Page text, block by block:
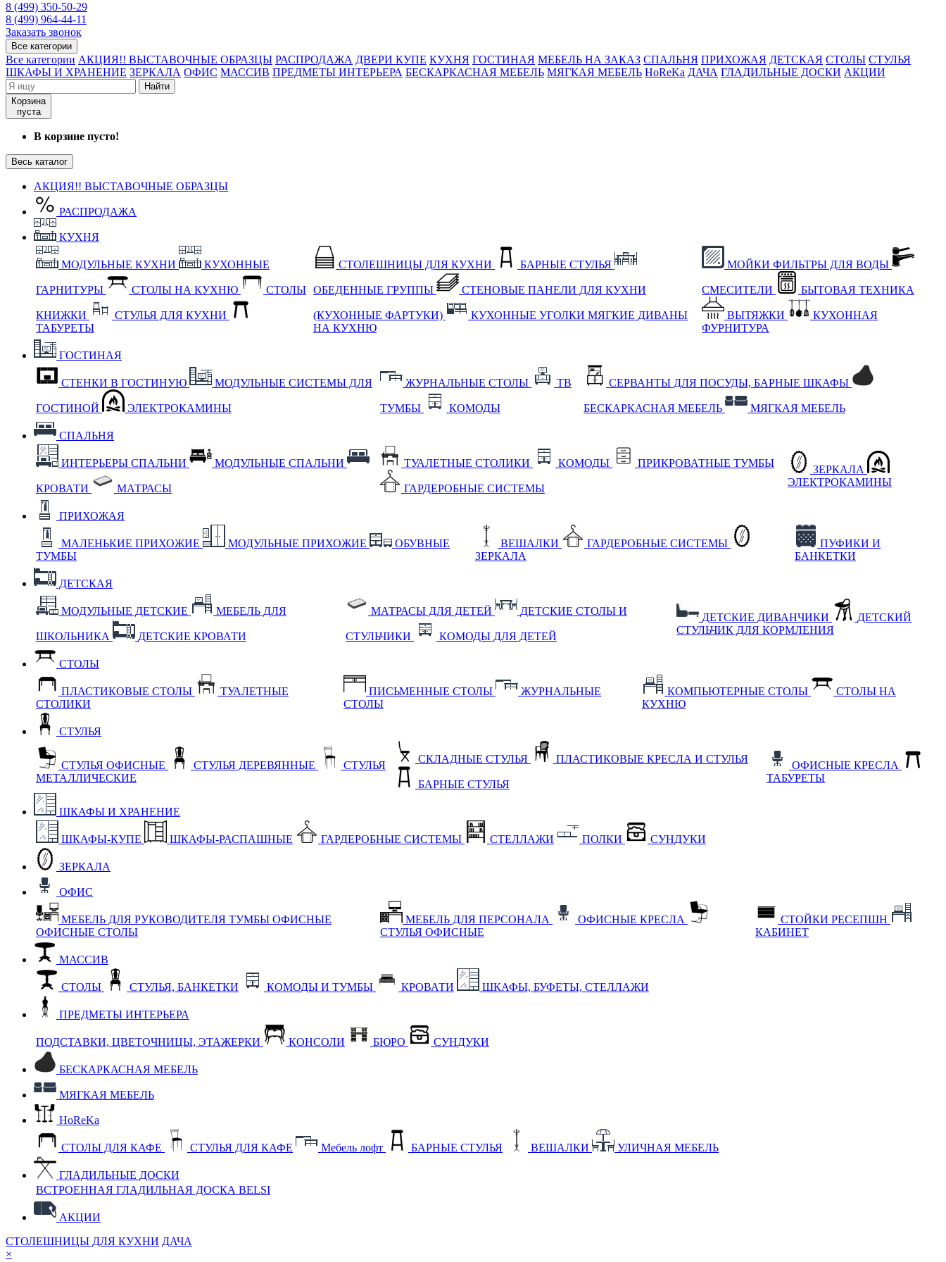
8 (499) 350-50-29
8 (499) 964-44-11
Заказать звонок
Все категории
Все категории АКЦИЯ!! ВЫСТАВОЧНЫЕ ОБРАЗЦЫ РАСПРОДАЖА ДВЕРИ КУПЕ КУХНЯ ГОСТИНАЯ МЕБЕЛЬ НА ЗАКАЗ СПАЛЬНЯ ПРИХОЖАЯ ДЕТСКАЯ СТОЛЫ СТУЛЬЯ
ШКАФЫ И ХРАНЕНИЕ ЗЕРКАЛА ОФИС МАССИВ ПРЕДМЕТЫ ИНТЕРЬЕРА БЕСКАРКАСНАЯ МЕБЕЛЬ МЯГКАЯ МЕБЕЛЬ HoReKa ДАЧА ГЛАДИЛЬНЫЕ ДОСКИ АКЦИИ
Найти
Корзина
пуста
В корзине пусто!
Весь каталог
АКЦИЯ!! ВЫСТАВОЧНЫЕ ОБРАЗЦЫ
РАСПРОДАЖА
КУХНЯ
МОДУЛЬНЫЕ КУХНИ КУХОННЫЕ
ГАРНИТУРЫ СТОЛЫ НА КУХНЮ СТОЛЫ
КНИЖКИ
СТУЛЬЯ ДЛЯ КУХНИ
ТАБУРЕТЫ
СТОЛЕШНИЦЫ ДЛЯ КУХНИ БАРНЫЕ СТУЛЬЯ
ОБЕДЕННЫЕ ГРУППЫ СТЕНОВЫЕ ПАНЕЛИ ДЛЯ КУХНИ
(КУХОННЫЕ ФАРТУКИ) КУХОННЫЕ УГОЛКИ МЯГКИЕ ДИВАНЫ
НА КУХНЮ
МОЙКИ ФИЛЬТРЫ ДЛЯ ВОДЫ
СМЕСИТЕЛИ БЫТОВАЯ ТЕХНИКА
ВЫТЯЖКИ
КУХОННАЯ
ФУРНИТУРА
ГОСТИНАЯ
СТЕНКИ В ГОСТИНУЮ МОДУЛЬНЫЕ СИСТЕМЫ ДЛЯ
ГОСТИНОЙ ЭЛЕКТРОКАМИНЫ
ЖУРНАЛЬНЫЕ СТОЛЫ ТВ
ТУМБЫ КОМОДЫ
СЕРВАНТЫ ДЛЯ ПОСУДЫ, БАРНЫЕ ШКАФЫ
БЕСКАРКАСНАЯ МЕБЕЛЬ МЯГКАЯ МЕБЕЛЬ
СПАЛЬНЯ
ИНТЕРЬЕРЫ СПАЛЬНИ МОДУЛЬНЫЕ СПАЛЬНИ
КРОВАТИ МАТРАСЫ
ТУАЛЕТНЫЕ СТОЛИКИ КОМОДЫ ПРИКРОВАТНЫЕ ТУМБЫ
ГАРДЕРОБНЫЕ СИСТЕМЫ
ЗЕРКАЛА
ЭЛЕКТРОКАМИНЫ
ПРИХОЖАЯ
МАЛЕНЬКИЕ ПРИХОЖИЕ МОДУЛЬНЫЕ ПРИХОЖИЕ
ОБУВНЫЕ
ТУМБЫ
ВЕШАЛКИ
ГАРДЕРОБНЫЕ СИСТЕМЫ
ЗЕРКАЛА
ПУФИКИ И
БАНКЕТКИ
ДЕТСКАЯ
МОДУЛЬНЫЕ ДЕТСКИЕ МЕБЕЛЬ ДЛЯ
ШКОЛЬНИКА ДЕТСКИЕ КРОВАТИ
МАТРАСЫ ДЛЯ ДЕТЕЙ ДЕТСКИЕ СТОЛЫ И
СТУЛЬЧИКИ КОМОДЫ ДЛЯ ДЕТЕЙ
ДЕТСКИЕ ДИВАНЧИКИ
ДЕТСКИЙ
СТУЛЬЧИК ДЛЯ КОРМЛЕНИЯ
СТОЛЫ
ПЛАСТИКОВЫЕ СТОЛЫ
ТУАЛЕТНЫЕ
СТОЛИКИ
ПИСЬМЕННЫЕ СТОЛЫ
ЖУРНАЛЬНЫЕ
СТОЛЫ
КОМПЬЮТЕРНЫЕ СТОЛЫ
СТОЛЫ НА
КУХНЮ
СТУЛЬЯ
СТУЛЬЯ ОФИСНЫЕ СТУЛЬЯ ДЕРЕВЯННЫЕ
СТУЛЬЯ
МЕТАЛЛИЧЕСКИЕ
СКЛАДНЫЕ СТУЛЬЯ ПЛАСТИКОВЫЕ КРЕСЛА И СТУЛЬЯ
БАРНЫЕ СТУЛЬЯ
ОФИСНЫЕ КРЕСЛА
ТАБУРЕТЫ
ШКАФЫ И ХРАНЕНИЕ
ШКАФЫ-КУПЕ ШКАФЫ-РАСПАШНЫЕ ГАРДЕРОБНЫЕ СИСТЕМЫ СТЕЛЛАЖИ ПОЛКИ СУНДУКИ
ЗЕРКАЛА
ОФИС
МЕБЕЛЬ ДЛЯ РУКОВОДИТЕЛЯ ТУМБЫ ОФИСНЫЕ
ОФИСНЫЕ СТОЛЫ
МЕБЕЛЬ ДЛЯ ПЕРСОНАЛА
ОФИСНЫЕ КРЕСЛА
СТУЛЬЯ ОФИСНЫЕ
СТОЙКИ РЕСЕПШН
КАБИНЕТ
МАССИВ
СТОЛЫ СТУЛЬЯ, БАНКЕТКИ КОМОДЫ И ТУМБЫ КРОВАТИ ШКАФЫ, БУФЕТЫ, СТЕЛЛАЖИ
ПРЕДМЕТЫ ИНТЕРЬЕРА
ПОДСТАВКИ, ЦВЕТОЧНИЦЫ, ЭТАЖЕРКИ КОНСОЛИ БЮРО СУНДУКИ
БЕСКАРКАСНАЯ МЕБЕЛЬ
МЯГКАЯ МЕБЕЛЬ
HoReKa
СТОЛЫ ДЛЯ КАФЕ СТУЛЬЯ ДЛЯ КАФЕ Мебель лофт БАРНЫЕ СТУЛЬЯ ВЕШАЛКИ УЛИЧНАЯ МЕБЕЛЬ
ГЛАДИЛЬНЫЕ ДОСКИ
ВСТРОЕННАЯ ГЛАДИЛЬНАЯ ДОСКА BELSI
АКЦИИ
СТОЛЕШНИЦЫ ДЛЯ КУХНИ ДАЧА
×